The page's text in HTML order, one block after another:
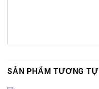
SẢN PHẨM TƯƠNG TỰ